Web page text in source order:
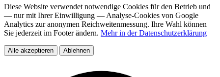
Diese Website verwendet notwendige Cookies für den Betrieb und
— nur mit Ihrer Einwilligung — Analyse-Cookies von Google
Analytics zur anonymen Reichweitenmessung. Ihre Wahl können
Sie jederzeit im Footer ändern. Mehr in der Datenschutzerklärung
Alle akzeptieren Ablehnen